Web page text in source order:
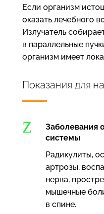
Если организм
оказать лечебного
Излучатель
в параллельные
организм имеет
Показания для
Z
Заболевания
системы
Радикулиты,
артрозы,
нерва,
мышечные
в спине.